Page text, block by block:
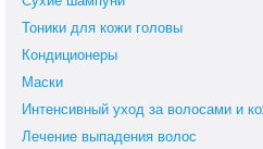
Тоники для кожи головы
Кондиционеры
Маски
Интенсивный уход за волосами и
Лечение выпадения волос